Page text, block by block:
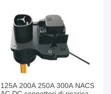
125A 200A 250A 300A NACS